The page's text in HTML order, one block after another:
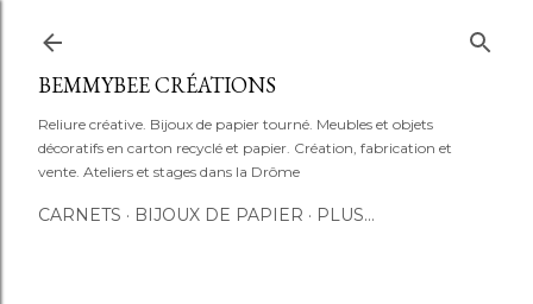
BEMMYBEE CRÉATIONS
Reliure créative. Bijoux de papier tourné. Meubles et objets
décoratifs en carton recyclé et papier. Création, fabrication et
vente. Ateliers et stages dans la Drôme
CARNETS BIJOUX DE PAPIER PLUS…